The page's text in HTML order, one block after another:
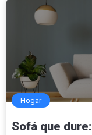
Hogar
Sofá que